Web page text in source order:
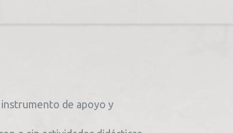
instrumento de apoyo y